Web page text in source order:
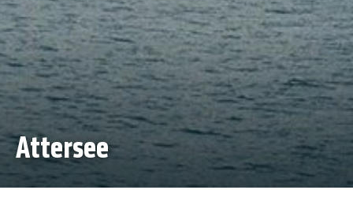
Hallstatt im Salzkammergut
Attersee